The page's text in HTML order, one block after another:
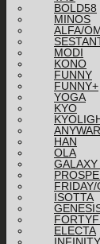
BOLD58
MINOS
ALFA/
MODI
KONO
FUNNY
FUNNY+
YOGA
KYO
HAN
OLA
FRIDAY/
ISOTTA
ELECTA